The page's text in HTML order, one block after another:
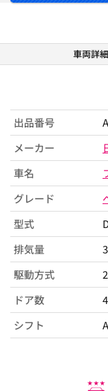
車両詳細
出品番号
メーカー
車名
グレード
型式
排気量
駆動方式
ドア数
4
シフト